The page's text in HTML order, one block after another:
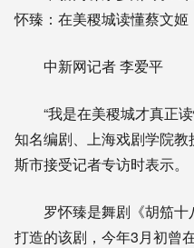
怀臻：在美稷城读懂蔡文姬
中新网记者 李爱平
“我是在美稷城才真正读
知名编剧、上海戏剧学院
斯市接受记者专访时表示。
罗怀臻是舞剧《胡笳十
打造的该剧，今年3月初曾